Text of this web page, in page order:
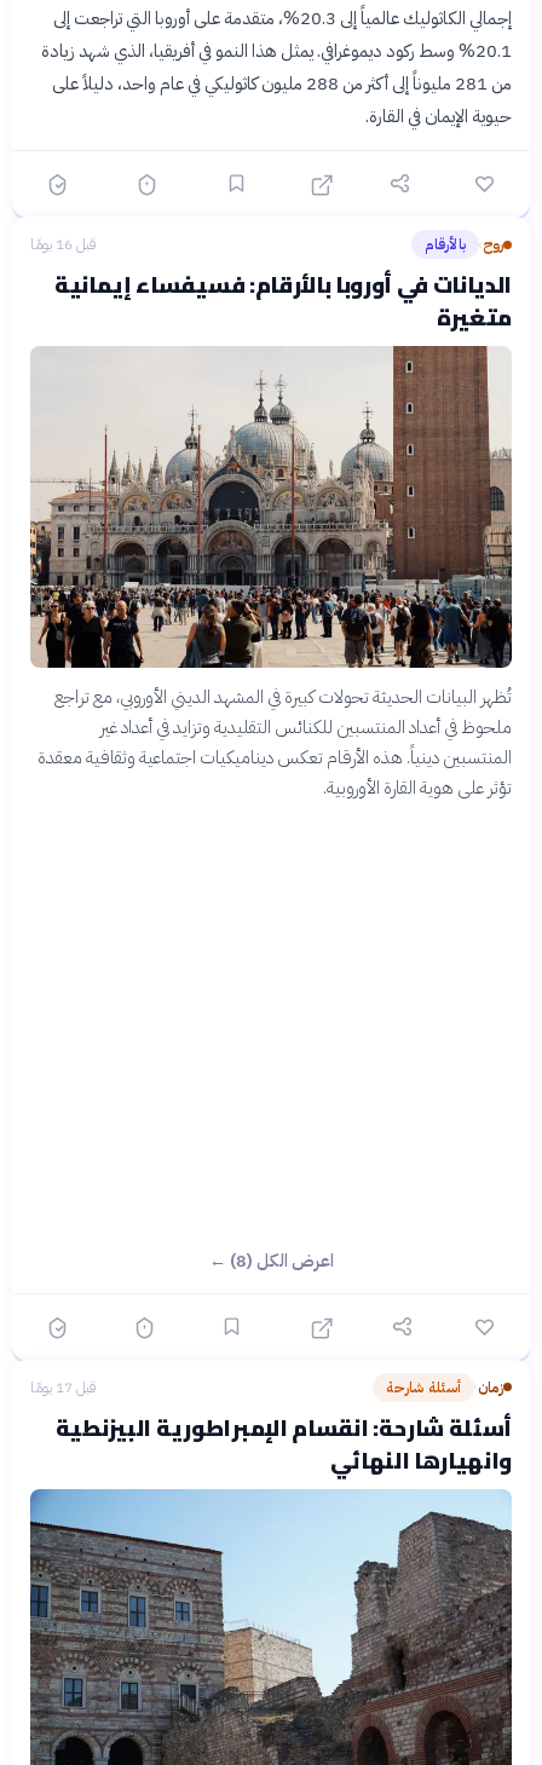
إجمالي الكاثوليك عالمياً إلى 20.3%، متقدمة على أوروبا التي تراجعت إلى
20.1% وسط ركود ديموغرافي. يمثل هذا النمو في أفريقيا، الذي شهد زيادة
من 281 مليوناً إلى أكثر من 288 مليون كاثوليكي في عام واحد، دليلاً على
حيوية الإيمان في القارة.
روح› بالأرقام قبل 16 يومًا
الديانات في أوروبا بالأرقام: فسيفساء إيمانية
متغيرة
تُظهر البيانات الحديثة تحولات كبيرة في المشهد الديني الأوروبي، مع تراجع
ملحوظ في أعداد المنتسبين للكنائس التقليدية وتزايد في أعداد غير
المنتسبين دينياً. هذه الأرقام تعكس ديناميكيات اجتماعية وثقافية معقدة
تؤثر على هوية القارة الأوروبية.
اعرض الكل (8) ←
زمان› أسئلة شارحة قبل 17 يومًا
أسئلة شارحة: انقسام الإمبراطورية البيزنطية
وانهيارها النهائي